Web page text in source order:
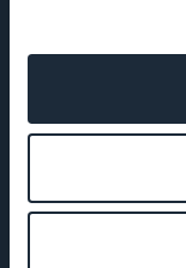
GoodBarber